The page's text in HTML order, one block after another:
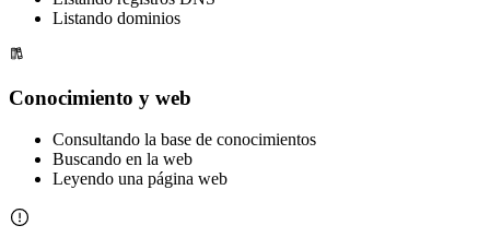
Listando dominios
Conocimiento y web
Consultando la base de conocimientos
Buscando en la web
Leyendo una página web